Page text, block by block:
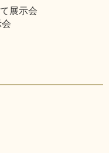
展示会